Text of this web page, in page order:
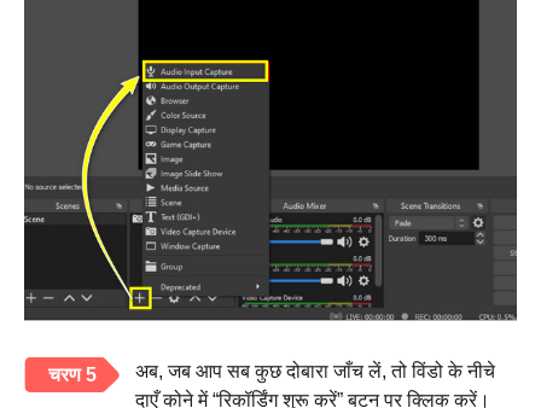
चरण 5
अब, जब आप सब कुछ दोबारा जाँच लें, तो विंडो के नीचे
दाएँ कोने में “रिकॉर्डिंग शुरू करें” बटन पर क्लिक करें।